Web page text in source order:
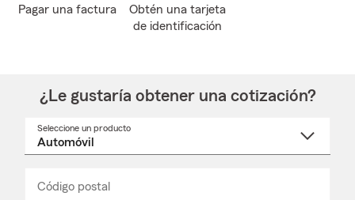
Pagar una factura
Obtén una tarjeta
de identificación
¿Le gustaría obtener una cotización?
Seleccione un producto
Código postal
_____